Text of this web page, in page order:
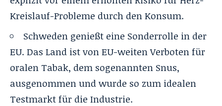
Kreislauf-Probleme durch den Konsum.
Schweden genießt eine Sonderrolle in der
EU. Das Land ist von EU-weiten Verboten für
oralen Tabak, dem sogenannten Snus,
ausgenommen und wurde so zum idealen
Testmarkt für die Industrie.